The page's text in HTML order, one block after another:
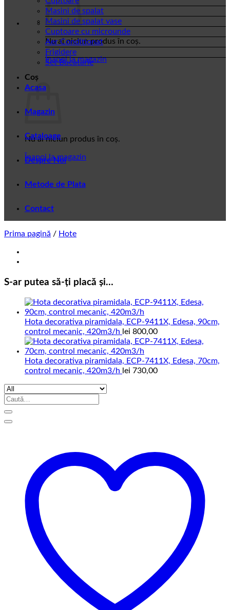
Nu ai niciun produs în coș.
Înapoi la magazin
Coș
Nu ai niciun produs în coș.
Înapoi la magazin
Masini de spalat
Masini de spalat vase
Cuptoare cu microunde
Aer Conditionat
Frigidere
Set Bucatarie
Acasa
Magazin
Cataloage
Despre Noi
Metode de Plata
Contact
Prima pagină / Hote
S-ar putea să-ți placă și…
Hota decorativa piramidala, ECP-9411X, Edesa, 90cm,
control mecanic, 420m3/h lei 800,00
Hota decorativa piramidala, ECP-7411X, Edesa, 70cm,
control mecanic, 420m3/h lei 730,00
Caută